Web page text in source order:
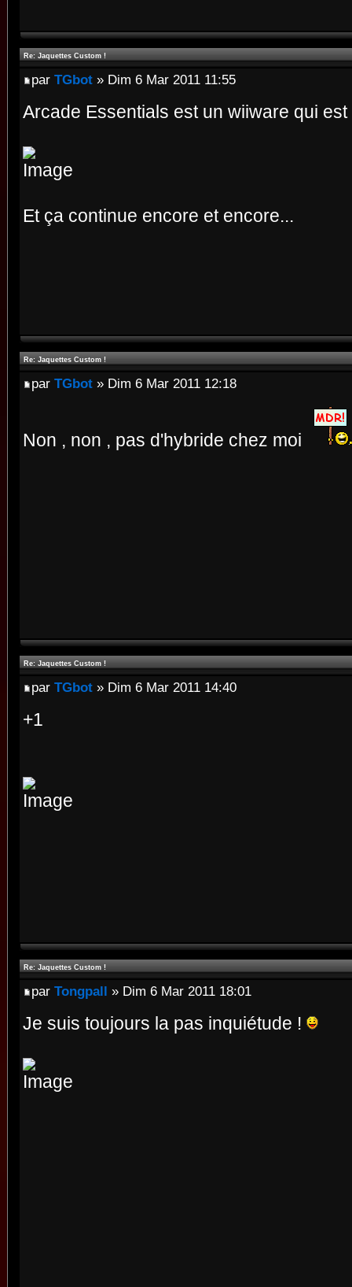
Re: Jaquettes Custom !
par TGbot » Dim 6 Mar 2011 11:55
Arcade Essentials est un wiiware qui
Et ça continue encore et encore...
Re: Jaquettes Custom !
par TGbot » Dim 6 Mar 2011 12:18
Non , non , pas d'hybride chez moi
Re: Jaquettes Custom !
par TGbot » Dim 6 Mar 2011 14:40
+1
Re: Jaquettes Custom !
par Tongpall » Dim 6 Mar 2011 18:01
Je suis toujours la pas inquiétude !